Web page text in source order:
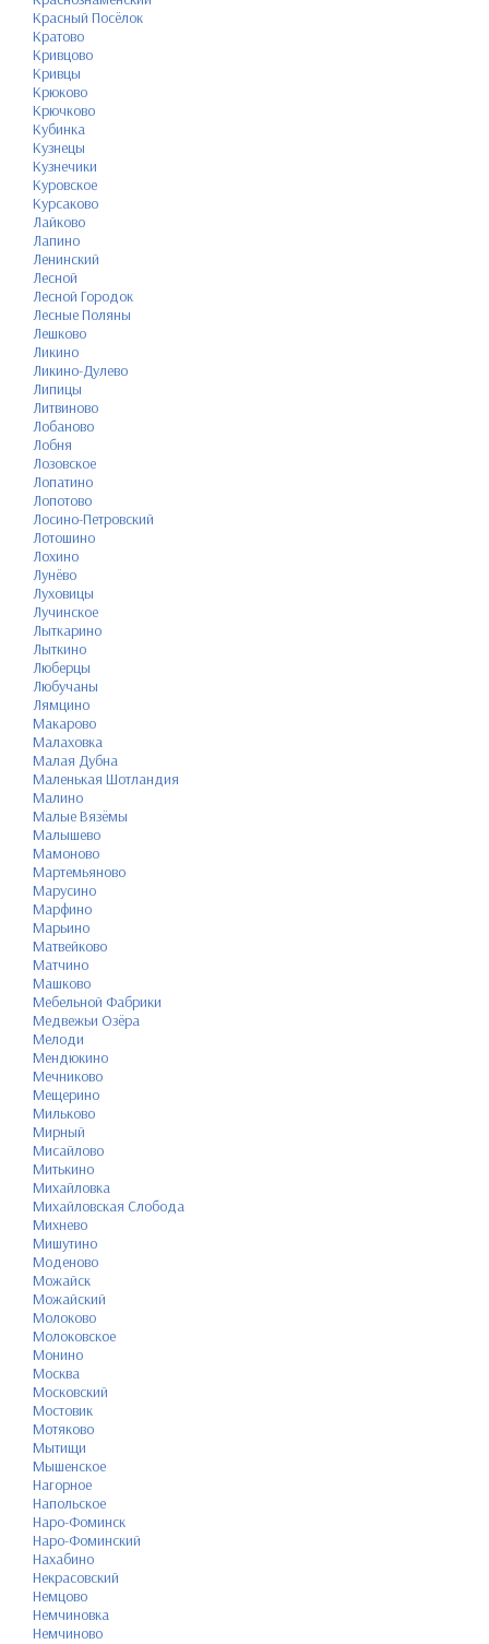
Красный Посёлок
Кратово
Кривцово
Кривцы
Крюково
Крючково
Кубинка
Кузнецы
Кузнечики
Куровское
Курсаково
Лайково
Лапино
Ленинский
Лесной
Лесной Городок
Лесные Поляны
Лешково
Ликино
Ликино-Дулево
Липицы
Литвиново
Лобаново
Лобня
Лозовское
Лопатино
Лопотово
Лосино-Петровский
Лотошино
Лохино
Лунёво
Луховицы
Лучинское
Лыткарино
Лыткино
Люберцы
Любучаны
Лямцино
Макарово
Малаховка
Малая Дубна
Маленькая Шотландия
Малино
Малые Вязёмы
Малышево
Мамоново
Мартемьяново
Марусино
Марфино
Марьино
Матвейково
Матчино
Машково
Мебельной Фабрики
Медвежьи Озёра
Мелоди
Мендюкино
Мечниково
Мещерино
Мильково
Мирный
Мисайлово
Митькино
Михайловка
Михайловская Слобода
Михнево
Мишутино
Моденово
Можайск
Можайский
Молоково
Молоковское
Монино
Москва
Московский
Мостовик
Мотяково
Мытищи
Мышенское
Нагорное
Напольское
Наро-Фоминск
Наро-Фоминский
Нахабино
Некрасовский
Немцово
Немчиновка
Немчиново